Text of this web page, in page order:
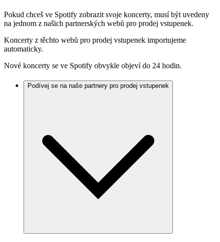
Pokud chceš ve Spotify zobrazit svoje koncerty, musí být uvedeny
na jednom z našich partnerských webů pro prodej vstupenek.
Koncerty z těchto webů pro prodej vstupenek importujeme
automaticky.
Nové koncerty se ve Spotify obvykle objeví do 24 hodin.
Podívej se na naše partnery pro prodej vstupenek